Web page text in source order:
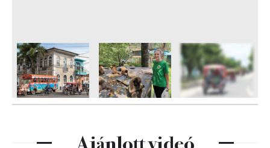
Ajánlott videó